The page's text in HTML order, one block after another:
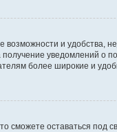
и удобства,
получение уведомлений
более широкие и
сможете оставаться